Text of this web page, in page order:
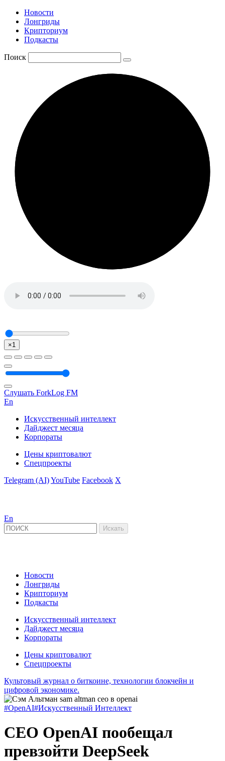
Новости
Лонгриды
Крипториум
Подкасты
Поиск
×1
Слушать ForkLog FM
En
Искусственный интеллект
Дайджест месяца
Корпораты
Цены криптовалют
Спецпроекты
Telegram (AI)YouTube Facebook X
En
Новости
Лонгриды
Крипториум
Подкасты
Искусственный интеллект
Дайджест месяца
Корпораты
Цены криптовалют
Спецпроекты
Культовый журнал о биткоине, технологии блокчейн и
цифровой экономике.
#OpenAI#Искусственный Интеллект
CEO OpenAI пообещал
превзойти DeepSeek